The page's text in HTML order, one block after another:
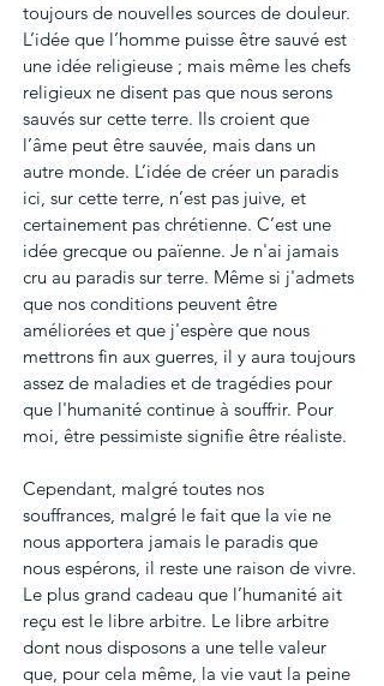
toujours de nouvelles sources de douleur.
L’idée que l’homme puisse être sauvé est
une idée religieuse ; mais même les chefs
religieux ne disent pas que nous serons
sauvés sur cette terre. Ils croient que
l’âme peut être sauvée, mais dans un
autre monde. L’idée de créer un paradis
ici, sur cette terre, n’est pas juive, et
certainement pas chrétienne. C’est une
idée grecque ou païenne. Je n'ai jamais
cru au paradis sur terre. Même si j'admets
que nos conditions peuvent être
améliorées et que j'espère que nous
mettrons fin aux guerres, il y aura toujours
assez de maladies et de tragédies pour
que l'humanité continue à souffrir. Pour
moi, être pessimiste signifie être réaliste.
Cependant, malgré toutes nos
souffrances, malgré le fait que la vie ne
nous apportera jamais le paradis que
nous espérons, il reste une raison de vivre.
Le plus grand cadeau que l’humanité ait
reçu est le libre arbitre. Le libre arbitre
dont nous disposons a une telle valeur
que, pour cela même, la vie vaut la peine